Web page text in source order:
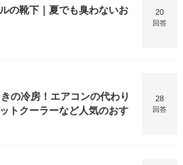
の靴下｜夏でも臭わないお
20
回答
の冷房！エアコンの代わり
トクーラーなど人気のおす
28
回答